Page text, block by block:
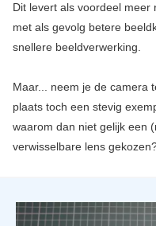
Dit levert als voordeel
met als gevolg betere
snellere beeldverwerking.
Maar... neem je de camera
plaats toch een stevig
waarom dan niet gelijk een
verwisselbare lens